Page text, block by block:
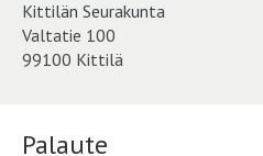
Kittilän Seurakunta
Valtatie 100
99100 Kittilä
Palaute